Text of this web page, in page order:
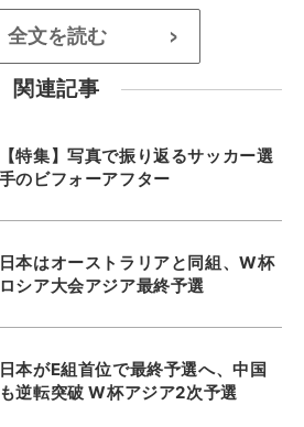
全文を読む >
関連記事
【特集】写真で振り返るサッカー選
手のビフォーアフター
日本はオーストラリアと同組、W杯
ロシア大会アジア最終予選
日本がE組首位で最終予選へ、中国
も逆転突破 W杯アジア2次予選